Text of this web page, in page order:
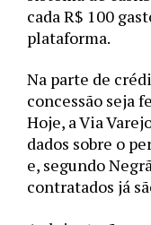
cada R$ 100
plataforma.
Na parte de
concessão seja
Hoje, a Via
dados sobre o
e, segundo
contratados já